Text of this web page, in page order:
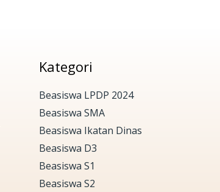
Kategori
Beasiswa LPDP 2024
Beasiswa SMA
Beasiswa Ikatan Dinas
Beasiswa D3
Beasiswa S1
Beasiswa S2